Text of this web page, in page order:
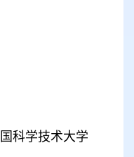
学技术大学